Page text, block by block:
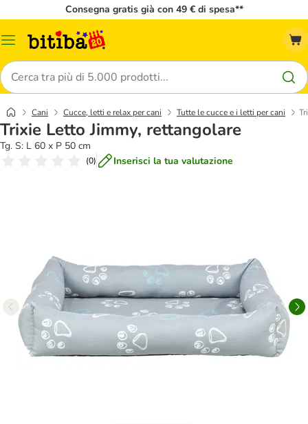
Consegna gratis già con 49 € di spesa**
Overview
Cerca
Cani Cucce, letti e relax per cani Tutte le cucce e i letti per cani
Trixie Letto Jimmy, rettangolare
Tg. S: L 60 x P 50 cm
(0) Inserisci la tua valutazione